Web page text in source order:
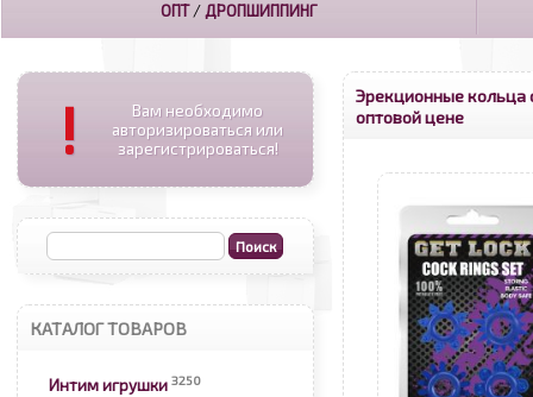
ОПТ/ ДРОПШИППИНГ
!
Вам необходимо
авторизироваться или
зарегистрироваться!
КАТАЛОГ ТОВАРОВ
Интим игрушки 3250
Эрекционные кольца
оптовой цене